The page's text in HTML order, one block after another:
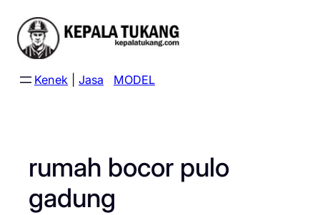
content
Kenek Jasa MODEL
rumah bocor pulo
gadung